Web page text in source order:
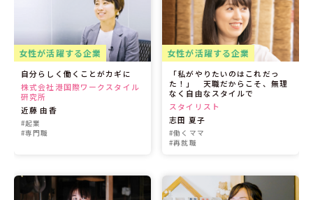
女性が活躍する企業
自分らしく働くことがカギに
株式会社港国際ワークスタイル
研究所
近藤 由香
#起業
#専門職
女性が活躍する企業
「私がやりたいのはこれだっ
た！」 天職だからこそ、無理
なく自由なスタイルで
スタイリスト
志田 夏子
#働くママ
#再就職